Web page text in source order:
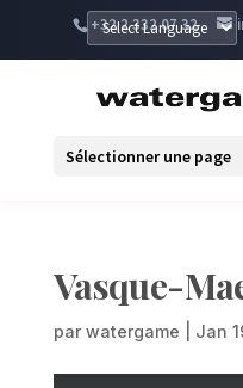
+32 2 332 07 32
Sélectionner une page
Vasque-
par watergame Jan